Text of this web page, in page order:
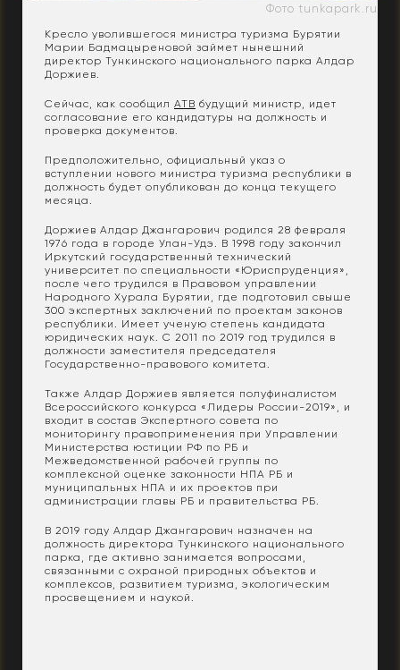
Фото tunkapark.ru
Кресло уволившегося министра туризма Бурятии
Марии Бадмацыреновой займет нынешний
директор Тункинского национального парка Алдар
Доржиев.
Сейчас, как сообщил АТВ будущий министр, идет
согласование его кандидатуры на должность и
проверка документов.
Предположительно, официальный указ о
вступлении нового министра туризма республики в
должность будет опубликован до конца текущего
месяца.
Доржиев Алдар Джангарович родился 28 февраля
1976 года в городе Улан-Удэ. В 1998 году закончил
Иркутский государственный технический
университет по специальности «Юриспруденция»,
после чего трудился в Правовом управлении
Народного Хурала Бурятии, где подготовил свыше
300 экспертных заключений по проектам законов
республики. Имеет ученую степень кандидата
юридических наук. С 2011 по 2019 год трудился в
должности заместителя председателя
Государственно-правового комитета.
Также Алдар Доржиев является полуфиналистом
Всероссийского конкурса «Лидеры России-2019», и
входит в состав Экспертного совета по
мониторингу правоприменения при Управлении
Министерства юстиции РФ по РБ и
Межведомственной рабочей группы по
комплексной оценке законности НПА РБ и
муниципальных НПА и их проектов при
администрации главы РБ и правительства РБ.
В 2019 году Алдар Джангарович назначен на
должность директора Тункинского национального
парка, где активно занимается вопросами,
связанными с охраной природных объектов и
комплексов, развитием туризма, экологическим
просвещением и наукой.